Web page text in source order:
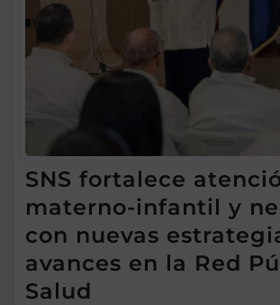
SNS fortalece
materno-infantil y
con nuevas
avances en la Red
Salud